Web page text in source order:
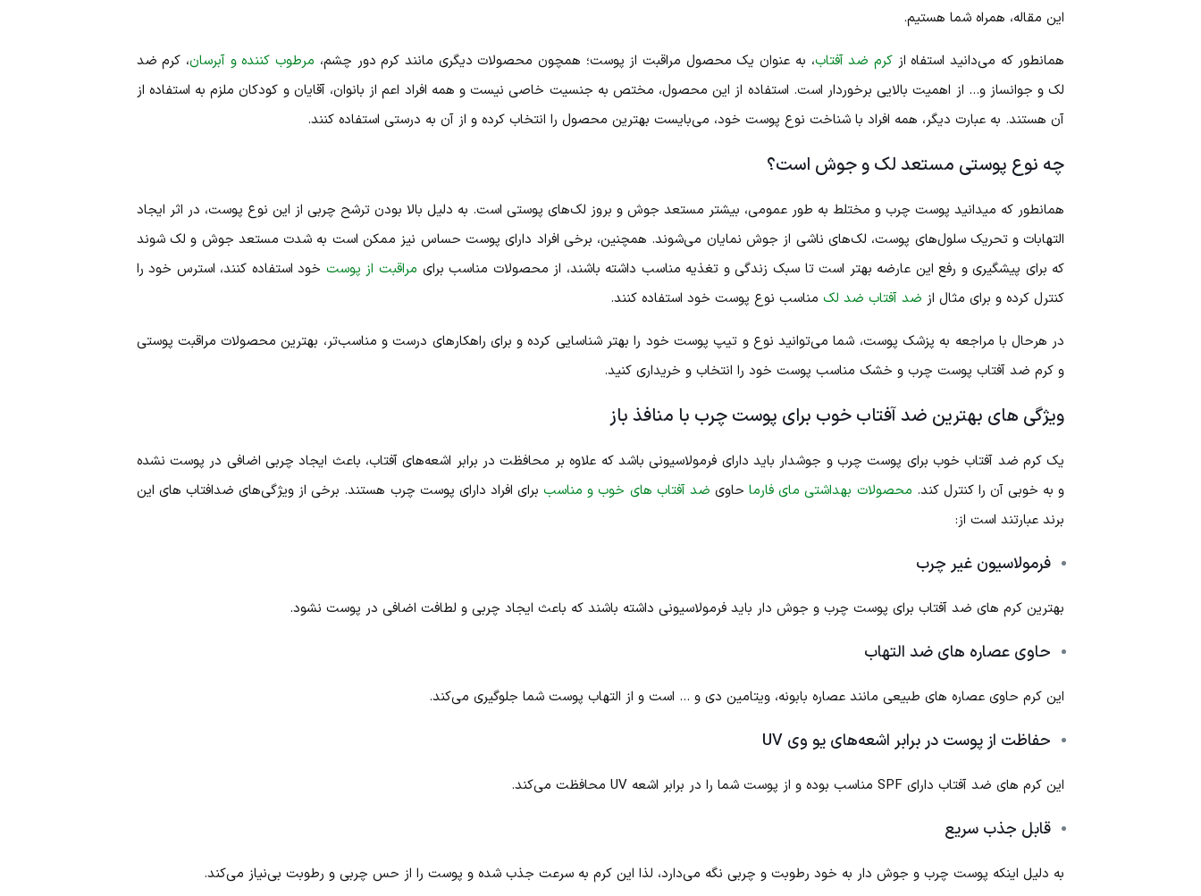
این مقاله، همراه شما هستیم.
همانطور که می‌دانید استفاه ازکرم ضد آفتاب، به عنوان یک محصول مراقبت از پوست؛ همچون محصولات دیگری مانند کرم دور چشم، مرطوب کننده و آبرسان، کرم ضد
لک و جوانساز و… از اهمیت بالایی برخوردار است. استفاده از این محصول، مختص به جنسیت خاصی نیست و همه افراد اعم از بانوان، آقایان و کودکان ملزم به استفاده از
آن هستند. به عبارت دیگر، همه افراد با شناخت نوع پوست خود، می‌بایست بهترین محصول را انتخاب کرده و از آن به درستی استفاده کنند.
چه نوع پوستی مستعد لک و جوش است؟
همانطور که میدانید پوست چرب و مختلط به طور عمومی، بیشتر مستعد جوش و بروز لک‌های پوستی است. به دلیل بالا بودن ترشح چربی از این نوع پوست، در اثر ایجاد
التهابات و تحریک سلول‌های پوست، لک‌های ناشی از جوش نمایان می‌شوند. همچنین، برخی افراد دارای پوست حساس نیز ممکن است به شدت مستعد جوش و لک شوند
که برای پیشگیری و رفع این عارضه بهتر است تا سبک زندگی و تغذیه مناسب داشته باشند، از محصولات مناسب برای مراقبت از پوست خود استفاده کنند، استرس خود را
کنترل کرده و برای مثال از ضد آفتاب ضد لکمناسب نوع پوست خود استفاده کنند.
در هرحال با مراجعه به پزشک پوست، شما می‌توانید نوع و تیپ پوست خود را بهتر شناسایی کرده و برای راهکارهای درست و مناسب‌تر، بهترین محصولات مراقبت پوستی
و کرم ضد آفتاب پوست چرب و خشک مناسب پوست خود را انتخاب و خریداری کنید.
ویژگی های بهترین ضد آفتاب خوب برای پوست چرب با منافذ باز
یک کرم ضد آفتاب خوب برای پوست چرب و جوشدار باید دارای فرمولاسیونی باشد که علاوه بر محافظت در برابر اشعه‌های آفتاب، باعث ایجاد چربی اضافی در پوست نشده
و به خوبی آن را کنترل کند. محصولات بهداشتی مای فارماحاوی ضد آفتاب های خوب و مناسببرای افراد دارای پوست چرب هستند. برخی از ویژگی‌های ضدافتاب های این
برند عبارتند است از:
فرمولاسیون غیر چرب
بهترین کرم های ضد آفتاب برای پوست چرب و جوش دار باید فرمولاسیونی داشته باشند که باعث ایجاد چربی و لطافت اضافی در پوست نشود.
حاوی عصاره های ضد التهاب
این کرم حاوی عصاره های طبیعی مانند عصاره بابونه، ویتامین دی و … است و از التهاب پوست شما جلوگیری می‌کند.
حفاظت از پوست در برابر اشعه‌های یو وی UV
این کرم های ضد آفتاب دارای SPF مناسب بوده و از پوست شما را در برابر اشعه UV محافظت می‌کند.
قابل جذب سریع
به دلیل اینکه پوست چرب و جوش دار به خود رطوبت و چربی نگه می‌دارد، لذا این کرم به سرعت جذب شده و پوست را از حس چربی و رطوبت بی‌نیاز می‌کند.